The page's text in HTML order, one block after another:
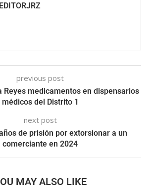
EDITORJRZ
previous post
Reyes medicamentos en dispensarios
médicos del Distrito 1
next post
de prisión por extorsionar a un
comerciante en 2024
MAY ALSO LIKE